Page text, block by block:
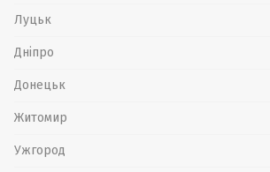
Луцьк
Дніпро
Донецьк
Житомир
Ужгород